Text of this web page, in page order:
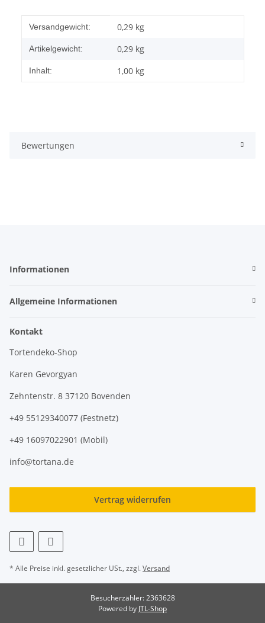
Produkteigenschaft
Wert
Versandgewicht: 0,29 kg
Artikelgewicht: 0,29 kg
Inhalt: 1,00 kg
Bewertungen
Informationen
Allgemeine Informationen
Kontakt
Tortendeko-Shop
Karen Gevorgyan
Zehntenstr. 8 37120 Bovenden
+49 55129340077 (Festnetz)
+49 16097022901 (Mobil)
info@tortana.de
Vertrag widerrufen
* Alle Preise inkl. gesetzlicher USt., zzgl.Versand
Besucherzähler: 2363628
Powered by JTL-Shop